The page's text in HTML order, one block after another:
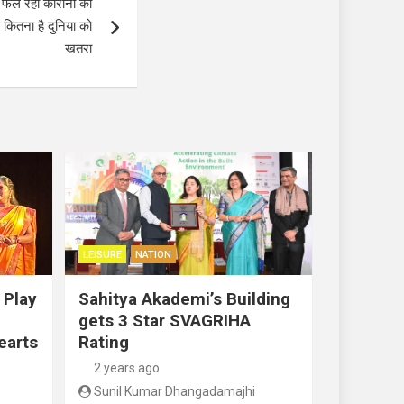
रहा कोरोना का
है दुनिया को
खतरा
Play
LEISURE NATION
Sahitya Akademi’s Building
gets 3 Star SVAGRIHA
Rating
2 years ago
Sunil Kumar Dhangadamajhi